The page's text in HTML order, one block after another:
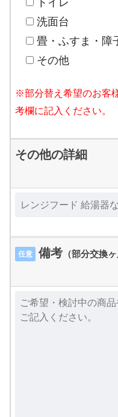
洗面台
畳・ふすま・障
その他
※部分替え希望のお客
考欄に記入ください。
その他の詳細
任意 備考 （部分交換ヶ